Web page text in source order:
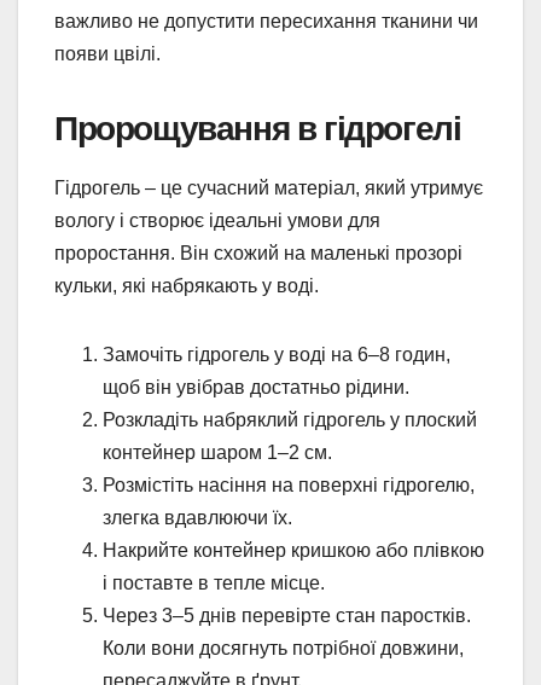
важливо не допустити пересихання тканини чи
появи цвілі.
Пророщування в гідрогелі
Гідрогель – це сучасний матеріал, який утримує
вологу і створює ідеальні умови для
проростання. Він схожий на маленькі прозорі
кульки, які набрякають у воді.
Замочіть гідрогель у воді на 6–8 годин,
щоб він увібрав достатньо рідини.
Розкладіть набряклий гідрогель у плоский
контейнер шаром 1–2 см.
Розмістіть насіння на поверхні гідрогелю,
злегка вдавлюючи їх.
Накрийте контейнер кришкою або плівкою
і поставте в тепле місце.
Через 3–5 днів перевірте стан паростків.
Коли вони досягнуть потрібної довжини,
пересаджуйте в ґрунт.